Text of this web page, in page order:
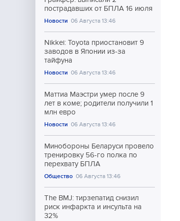
пострадавших от БПЛА 16 июля
Новости 06 Августа 13:46
Nikkei: Toyota приостановит 9
заводов в Японии из-за
тайфуна
Новости 06 Августа 13:46
Маттиа Маэстри умер после 9
лет в коме; родители получили 1
млн евро
Новости 06 Августа 13:46
Минобороны Беларуси провело
тренировку 56-го полка по
перехвату БПЛА
Общество 06 Августа 13:46
The BMJ: тирзепатид снизил
риск инфаркта и инсульта на
32%